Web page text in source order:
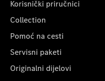
Korisnički priručnici
Collection
Pomoć na cesti
Servisni paketi
Originalni dijelovi